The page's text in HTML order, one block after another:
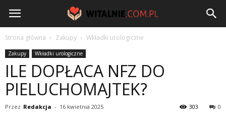
Witalnie.com.pl
Strona główna Zakupy Wkładki urologiczne
Zakupy Wkładki urologiczne
ILE DOPŁACA NFZ DO
PIELUCHOMAJTEK?
Przez Redakcja - 16 kwietnia 2025 0
303